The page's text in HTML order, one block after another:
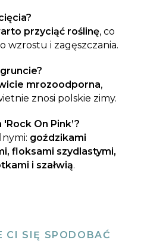
przyciąć roślinę, co
wzrostu i zagęszczania.
mrozoodporna,
znosi polskie zimy.
On Pink’?
goździkami
floksami szydlastymi,
i szałwią.
CI SIĘ SPODOBAĆ